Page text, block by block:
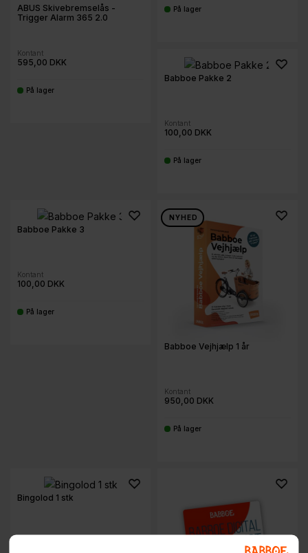
ABUS Skivebremselås -
Trigger Alarm 365 2.0
Kontant
595,00 DKK
På lager
På lager
Babboe Pakke 2
Kontant
100,00 DKK
På lager
Babboe Pakke 3
Kontant
100,00 DKK
På lager
NYHED
Babboe Vejhjælp 1 år
Kontant
950,00 DKK
På lager
Bingolod 1 stk